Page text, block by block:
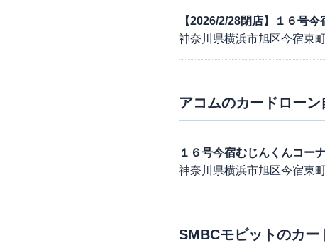
【2026/2/28閉店】１６号
神奈川県横浜市旭区今宿東
アコムのカードロー
１６号今宿むじんくんコー
神奈川県横浜市旭区今宿東
SMBCモビットのカー